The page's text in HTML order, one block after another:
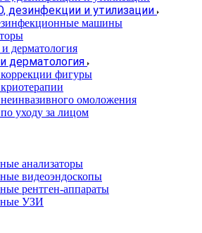
дезинфекции и утилизации
машины
дерматология
фигуры
омоложения
уходу за лицом
анализаторы
видеоэндоскопы
рентген-аппараты
УЗИ